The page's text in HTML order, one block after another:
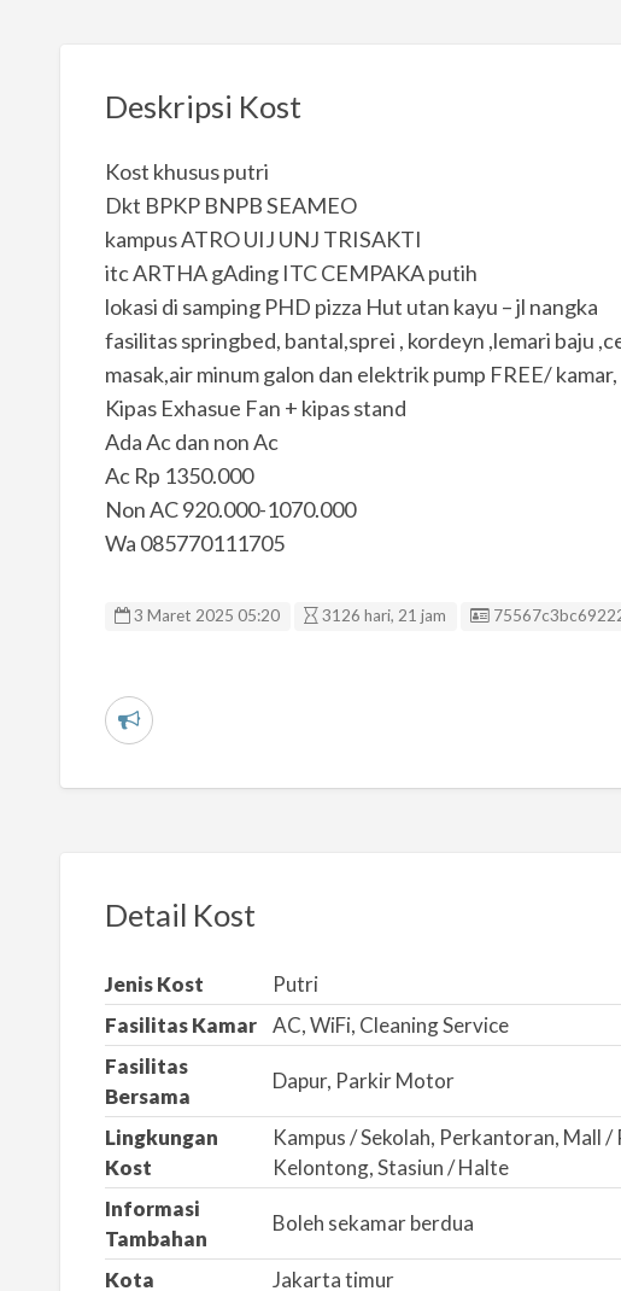
Deskripsi Kost
Kost khusus putri
Dkt BPKP BNPB SEAMEO
kampus ATRO UIJ UNJ TRISAKTI
itc ARTHA gAding ITC CEMPAKA putih
lokasi di samping PHD pizza Hut utan kayu – jl nangka
fasilitas springbed, bantal,sprei , kordeyn ,lemari baju
masak,air minum galon dan elektrik pump FREE/ kamar,
Kipas Exhasue Fan + kipas stand
Ada Ac dan non Ac
Ac Rp 1350.000
Non AC 920.000-1070.000
Wa 085770111705
3 Maret 2025 05:20 3126 hari, 21 jam Listing ID
L
a
m
a
s
a
l
a
h
Detail Kost
Jenis Kost
Putri
Fasilitas Kamar
AC, WiFi, Cleaning Service
Fasilitas
Bersama
Dapur, Parkir Motor
Lingkungan
Kost
Kampus / Sekolah, Perkantoran, Mall
Kelontong, Stasiun / Halte
Informasi
Tambahan
Boleh sekamar berdua
Kota
Jakarta timur